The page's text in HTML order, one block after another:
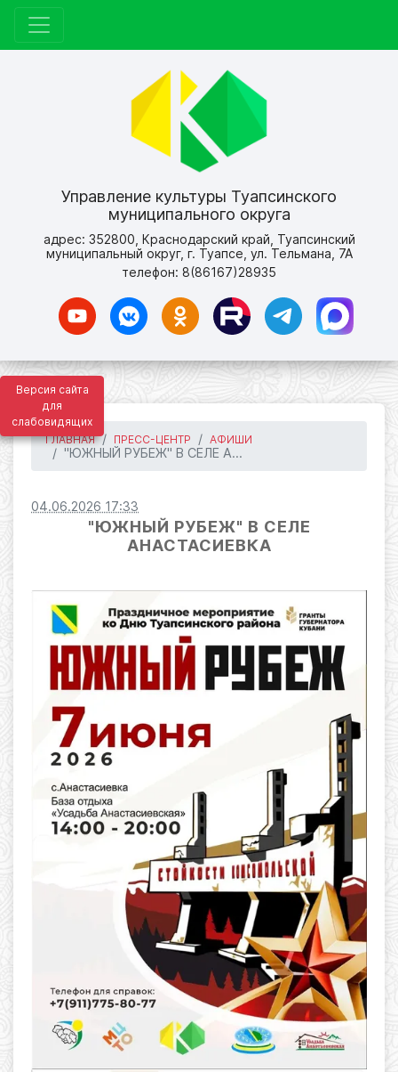
Версия сайта
для
слабовидящих
Управление культуры Туапсинского
муниципального округа
адрес: 352800, Краснодарский край, Туапсинский
муниципальный округ, г. Туапсе, ул. Тельмана, 7А
телефон: 8(86167)28935
ГЛАВНАЯ ПРЕСС-ЦЕНТР АФИШИ
"ЮЖНЫЙ РУБЕЖ" В СЕЛЕ А...
04.06.2026 17:33
"ЮЖНЫЙ РУБЕЖ" В СЕЛЕ
АНАСТАСИЕВКА